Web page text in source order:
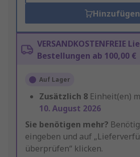
Hinzufügen
VERSANDKOSTENFREIE
Bestellungen ab 100,00 €
Auf Lager
Zusätzlich 8 Einheit(en)
10. August 2026
Sie benötigen mehr?
eingeben und auf
überprüfen“ klicken.